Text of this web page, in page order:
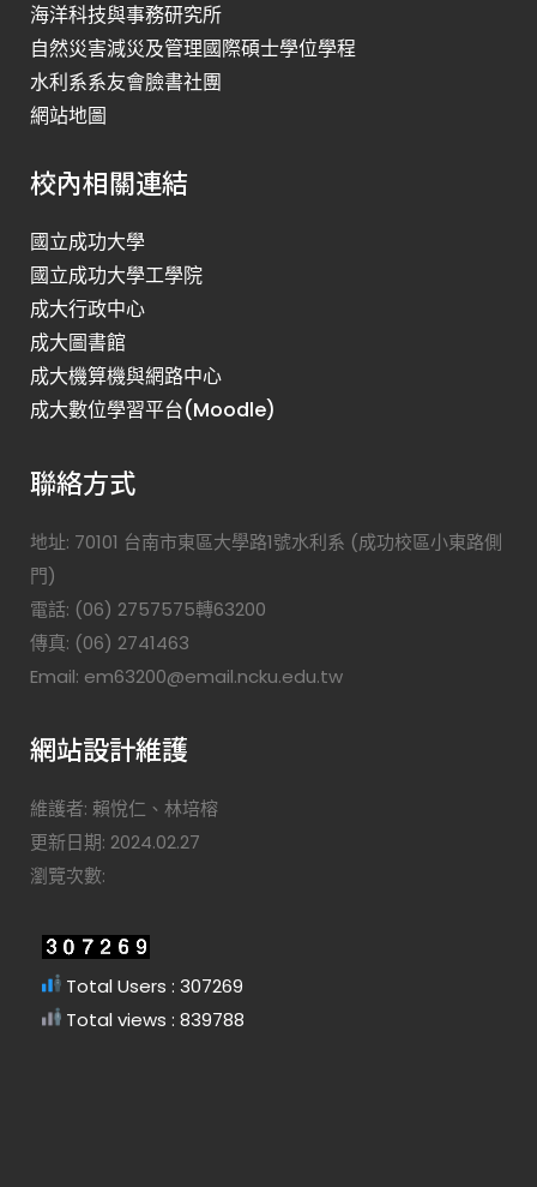
海洋科技與事務研究所
自然災害減災及管理國際碩士學位學程
水利系系友會臉書社團
網站地圖
校內相關連結
國立成功大學
國立成功大學工學院
成大行政中心
成大圖書館
成大機算機與網路中心
成大數位學習平台(Moodle)
聯絡方式
地址: 70101 台南市東區大學路1號水利系 (成功校區小東路側
門)
電話: (06) 2757575轉63200
傳真: (06) 2741463
Email: em63200@email.ncku.edu.tw
網站設計維護
維護者: 賴悅仁、林培榕
更新日期: 2024.02.27
瀏覽次數:
Total Users : 307269
Total views : 839788